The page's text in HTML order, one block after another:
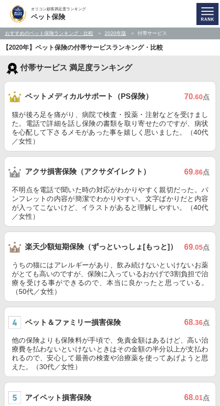
オリコン顧客満足度ランキング
ペット保険
おすすめのペット保険ランキング・比較 2020年版 付帯サービス
【2020年】ペット保険の付帯サービスランキング・比較
付帯サービス 満足度ランキング
ペットメディカルサポート（PS保険） 70.60点
猫が後ろ足を痛がり、病院で検査・投薬・注射などを受けまし
た。電話で詳細を話し保険の書類を取り寄せたのですが、病状
を心配して下さるメモがあった事を嬉しく思いました。（40代
／女性）
アクサ損害保険（アクサダイレクト） 69.86点
不明点を電話で聞いた時の対応がわかりやすく親切だった。パ
ンフレットの内容が簡潔でわかりやすい。文字ばかりだと内容
が入ってこないけど、イラストがあると理解しやすい。（40代
／女性）
楽天少額短期保険（ずっといっしょ[もっと]） 69.05点
うちの猫にはアレルギーがあり、飲み続けないといけないお薬
がとても高いのですが、保険に入っているおかげで3割負担で治
療を受ける事ができるので、本当に良かったと思っている。
（50代／女性）
ペット＆ファミリー損害保険 68.36点
他の保険よりも保険料が手頃で、免責金額はあるけど、高い治
療費を払わないといけないときはその金額の半分以上が支払わ
れるので、安心して最善の検査や治療薬を使ってあげようと思
えた。（30代／女性）
アイペット損害保険 68.01点